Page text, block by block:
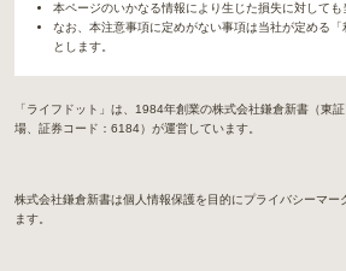
本ページのいかなる情報により生じた損失に対しても
なお、本注意事項に定めがない事項は当社が定める
とします。
「ライフドット」は、1984年創業の株式会社鎌倉新書（東
場、証券コード：6184）が運営しています。
株式会社鎌倉新書は個人情報保護を目的にプライバシーマー
ます。